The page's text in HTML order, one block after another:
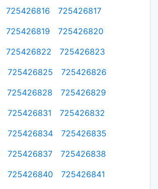
725426816
725426817
725426819
725426820
725426822
725426823
725426825
725426826
725426828
725426829
725426831
725426832
725426834
725426835
725426837
725426838
725426840
725426841